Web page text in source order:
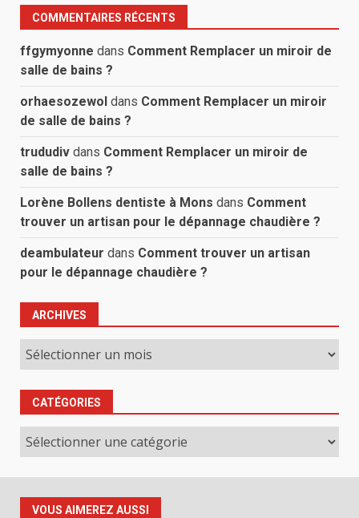
COMMENTAIRES RÉCENTS
ffgymyonne dans Comment Remplacer un miroir de
salle de bains ?
orhaesozewol dans Comment Remplacer un miroir
de salle de bains ?
trududiv dans Comment Remplacer un miroir de
salle de bains ?
Lorène Bollens dentiste à Mons dans Comment
trouver un artisan pour le dépannage chaudière ?
deambulateur dans Comment trouver un artisan
pour le dépannage chaudière ?
ARCHIVES
Archives
CATÉGORIES
Catégories
VOUS AIMEREZ AUSSI